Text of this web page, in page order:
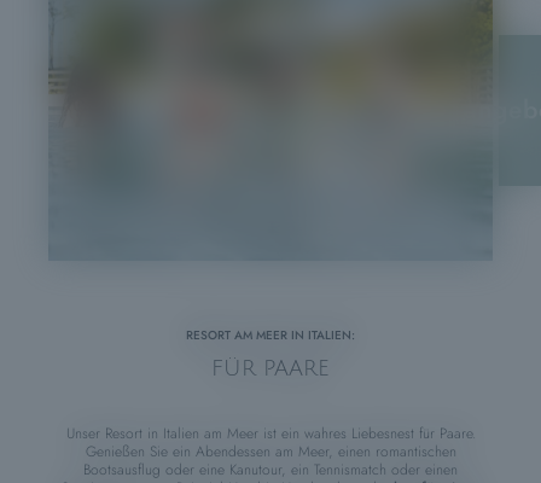
FÜR PAARE
RESORT AM MEER IN ITALIEN:
Unser Resort in Italien am Meer ist ein wahres Liebesnest für Paare.
Genießen Sie ein Abendessen am Meer, einen romantischen
Bootsausflug oder eine Kanutour, ein Tennismatch oder einen